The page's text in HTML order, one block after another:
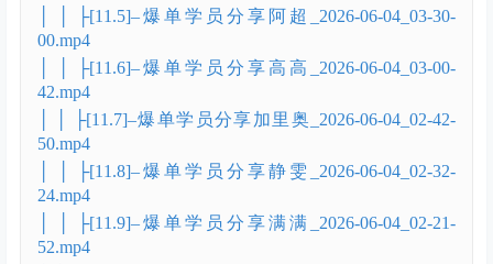
│ │ ├[11.5]–爆单学员分享阿超_2026-06-04_03-30-
00.mp4
│ │ ├[11.6]–爆单学员分享高高_2026-06-04_03-00-
42.mp4
│ │ ├[11.7]–爆单学员分享加里奥_2026-06-04_02-42-
50.mp4
│ │ ├[11.8]–爆单学员分享静雯_2026-06-04_02-32-
24.mp4
│ │ ├[11.9]–爆单学员分享满满_2026-06-04_02-21-
52.mp4